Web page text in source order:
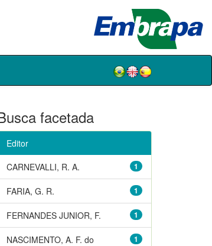
facetada
Editor
1
CARNEVALLI, R. A.
1
FARIA, G. R.
1
FERNANDES JUNIOR, F.
1
NASCIMENTO, A. F. do